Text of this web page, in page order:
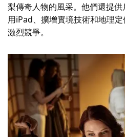
梨傳奇人物的風采。他們還提
用iPad、擴增實境技術和地理
激烈競爭。